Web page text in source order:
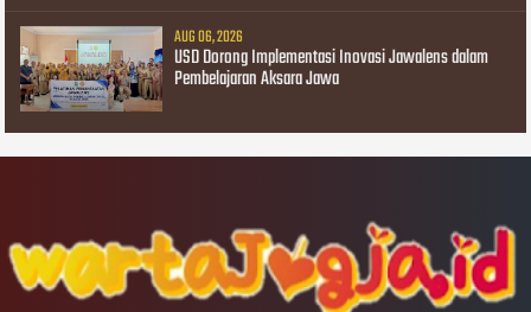
AUG 06, 2026
USD Dorong Implementasi Inovasi Jawalens dalam
Pembelajaran Aksara Jawa